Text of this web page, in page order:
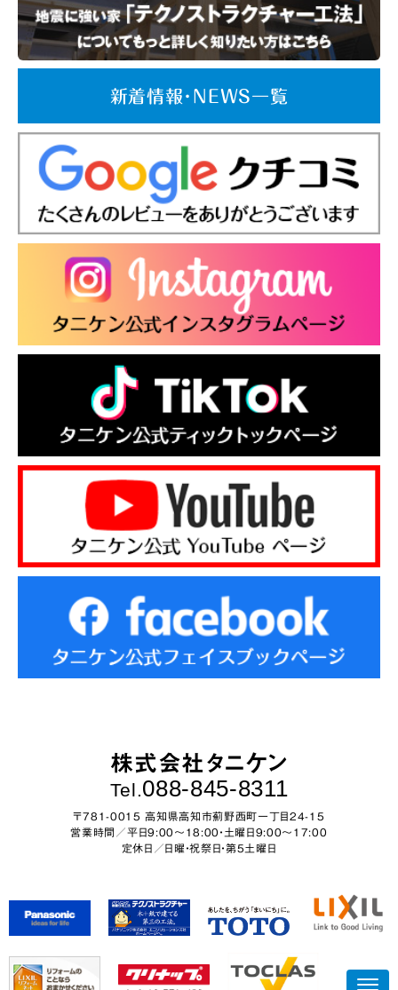
新着情報･NEWS一覧
株式会社タニケン
Tel. 088-845-8311
〒781-0015 高知県高知市薊野西町一丁目24-15
営業時間／平日9:00～18:00・土曜日9:00〜17:00
定休日／日曜・祝祭日・第5土曜日
N